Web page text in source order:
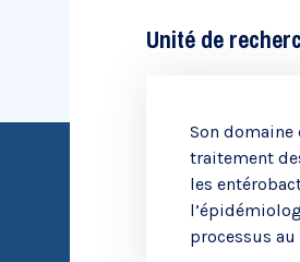
Chaires de recherche
Unité de
Son
traitement
les
processus